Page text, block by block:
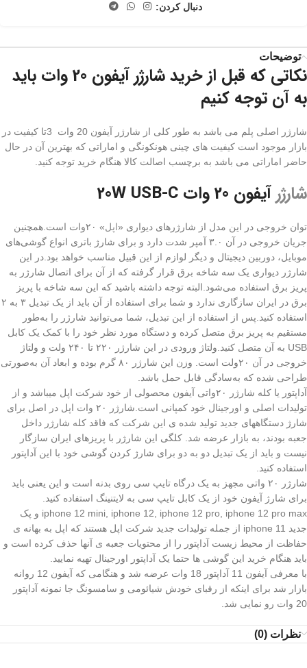
دنبال کردن:
توضیحات
نکاتی که قبل از خرید شارژر آیفون 20 وات باید
به آن توجه کنیم
شارژر اصلی پلم می باشد به طور کلی از شارژر آیفون 20 وات 3تا کیفیت در
بازار موجود است کیفیت های چینی هونکونگی و اماراتی که بهترین آن در حال
حاضر اماراتی می باشد به برچسب اصالت کالا هنگام خرید توجه کنید.
شارژرآیفون 20 وات 20W USB-C
توان خروجی در این مدل از شارژرهای دیواری «اپل
» ۲۰وات است.همچنین
جریان خروجی در آن ۳.۰ آمپر شدت دارد و برای شارژ باتری انواع گوشی‌های
موبایل، دوربین دیجیتال و دیگر لوازم از این قبیل مناسب خواهد بود.در این
شارژر دیواری یک سه شاخه برق قرار گرفته که از آن برای اتصال شارژر به
پریز برق استفاده می‌شود.البته توجه داشته باشید که این سه شاخه با پریز
برق در ایران سازگاری ندارد و شما برای استفاده از آن باید از یک تبدیل ۳ به ۲
استفاده کنید.پس از استفاده از این تبدیل، شما می‌توانید شارژر را به‌طور
مستقیم به پریز برق متصل کرده و دستگاه مورد نظر خود را با کمک یک کابل
USB به آن متصل کنید.ولتاژ ورودی در این شارژر ۲۲۰ تا ۲۴۰ ولت و ولتاژ
خروجی در آن ۲۰ولت است. وزن این شارژر ۸۰ گرم بوده و ابعاد آن به‌صورتی
طراحی شده که به‌سادگی قابل حمل باشد.
آداپتور یا کله شارژر ۲۰واتی آیفون محصولی از خود شرکت اپل میباشد و از
تولیدات اصلی و اورجینال خود کمپانی است.شارژر ۲۰ وات اپل در اصل برای
شارژ دستگاههای جدید تولید شده ی این شرکت که فاقد کله شارژر داخل
جعبه بودند، به بازار عرضه شد. کلگی این شارژر با پریزهای ایران سازگار
نیست و باید از یک تبدیل دو به دو برای شارژ کردن گوشی خود با این آداپتور
استفاده کنید.
شارژر ۲۰ واتی مجهز به یک درگاه تایپ سی روی بدنه است و این یعنی باید
برای شارژ آیفون خود از یک کابل تایپ سی به لایتنینگ استفاده کنید.
iphone 12 mini, iphone 12, iphone 12 pro, iphone 12 pro max و پک
جدید iphone 11 از جمله تولیدات جدید شرکت اپل هستند که اپل به بهانه ی
حفاظت از محیط زیست آداپتور را از محتویات جعبه ی آنها حذف کرده است و
باید هنگام خرید این گوشی ها حتما یک آداپتور اورجینال تهیه نمایید.
با معرفی آیفون 11 آداپتور 18 وات عرضه شد و هنگامی که آیفون 12 روانه
بازار شد برای اینکه از رقبای خودش شیائومی و سامسونگ جا نمونه آداپتور
20 وات رو نمایی شد.
نظرات (0)